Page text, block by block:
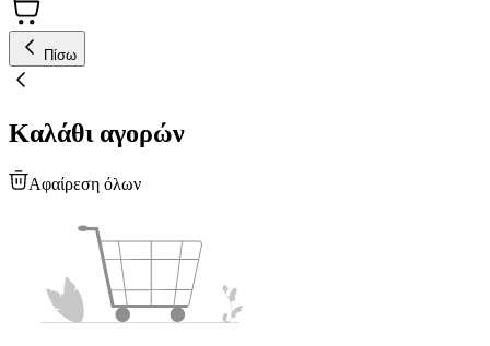
Πίσω
Καλάθι αγορών
Αφαίρεση όλων